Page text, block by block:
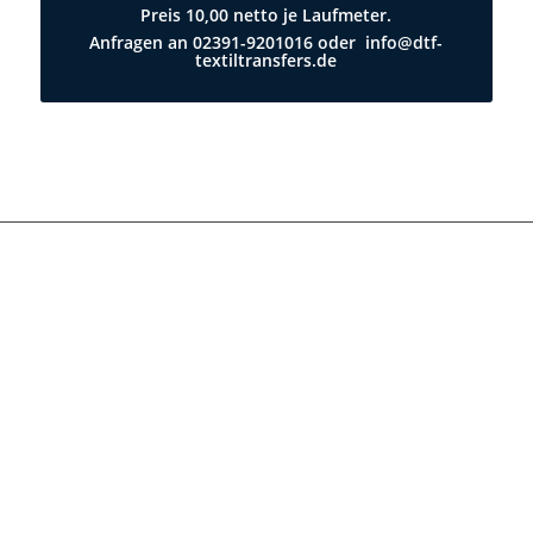
Preis 10,00 netto je Laufmeter.
Anfragen an 02391-9201016 oder info@dtf-
textiltransfers.de